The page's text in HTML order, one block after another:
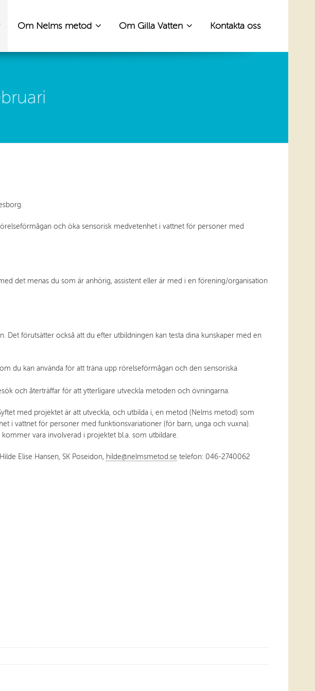
Om Nelms metod Om Gilla Vatten Kontakta oss
och öka sensorisk medvetenhet i vattnet för personer med
det menas du som är anhörig, assistent eller är med i en förening/organisation
Det förutsätter också att du efter utbildningen kan testa dina kunskaper med en
du kan använda för att träna upp rörelseförmågan och den sensoriska
och återträffar för att ytterligare utveckla metoden och övningarna.
med projektet är att utveckla, och utbilda i, en metod (Nelms metod) som
i vattnet för personer med funktionsvariationer (för barn, unga och vuxna).
vara involverad i projektet bl.a. som utbildare.
Elise Hansen, SK Poseidon, hilde@nelmsmetod.se telefon: 046-2740062